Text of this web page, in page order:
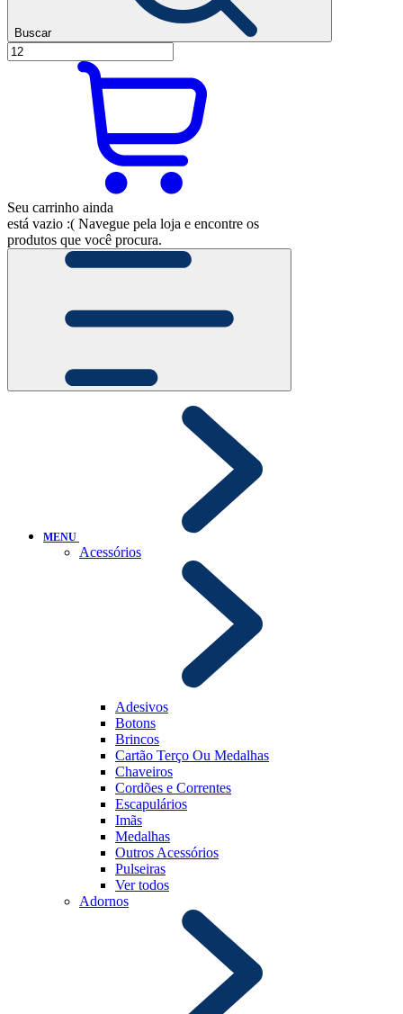
Buscar
Seu carrinho ainda
está vazio :( Navegue pela loja e encontre os
produtos que você procura.
MENU
Acessórios
Adesivos
Botons
Brincos
Cartão Terço Ou Medalhas
Chaveiros
Cordões e Correntes
Escapulários
Imãs
Medalhas
Outros Acessórios
Pulseiras
Ver todos
Adornos